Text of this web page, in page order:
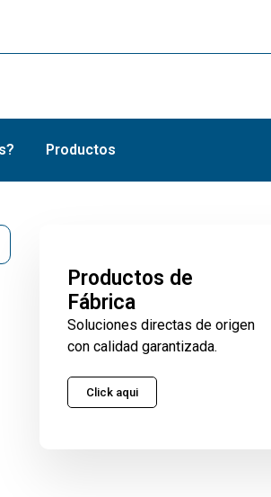
Productos
Productos de
Fábrica
Soluciones directas de origen
con calidad garantizada.
Click aqui